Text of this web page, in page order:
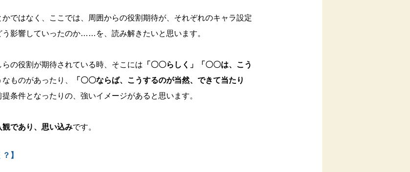
ではなく、ここでは、周囲からの役割期待が、それぞれのキャラ設定
う影響していったのか……を、読み解きたいと思います。
の役割が期待されている時、そこには 「〇〇らしく」「〇〇は、こう
ものがあったり、
「〇〇ならば、こうするのが当然、できて当たり
条件となったりの、強いイメージがあると思います。
であり、思い込みです。
】